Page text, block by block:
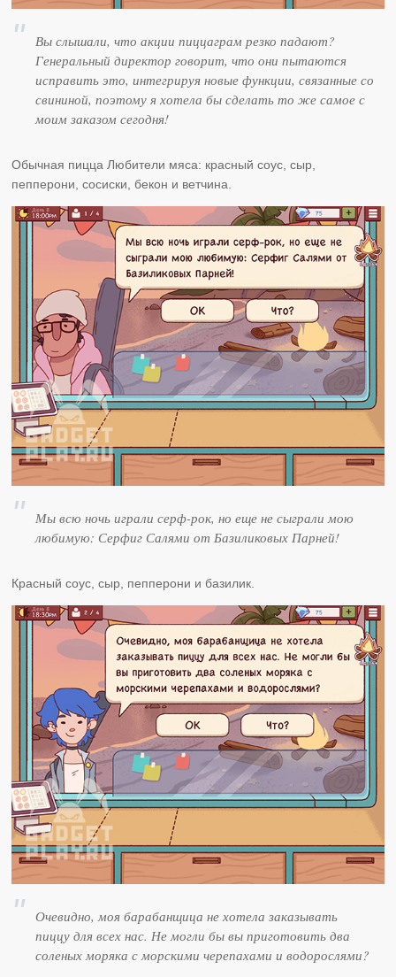
Вы слышали, что акции пиццаграм резко падают?
Генеральный директор говорит, что они пытаются
исправить это, интегрируя новые функции, связанные со
свининой, поэтому я хотела бы сделать то же самое с
моим заказом сегодня!
Обычная пицца Любители мяса: красный соус, сыр,
пепперони, сосиски, бекон и ветчина.
Мы всю ночь играли серф-рок, но еще не сыграли мою
любимую: Серфиг Салями от Базиликовых Парней!
Красный соус, сыр, пепперони и базилик.
Очевидно, моя барабанщица не хотела заказывать
пиццу для всех нас. Не могли бы вы приготовить два
соленых моряка с морскими черепахами и водорослями?